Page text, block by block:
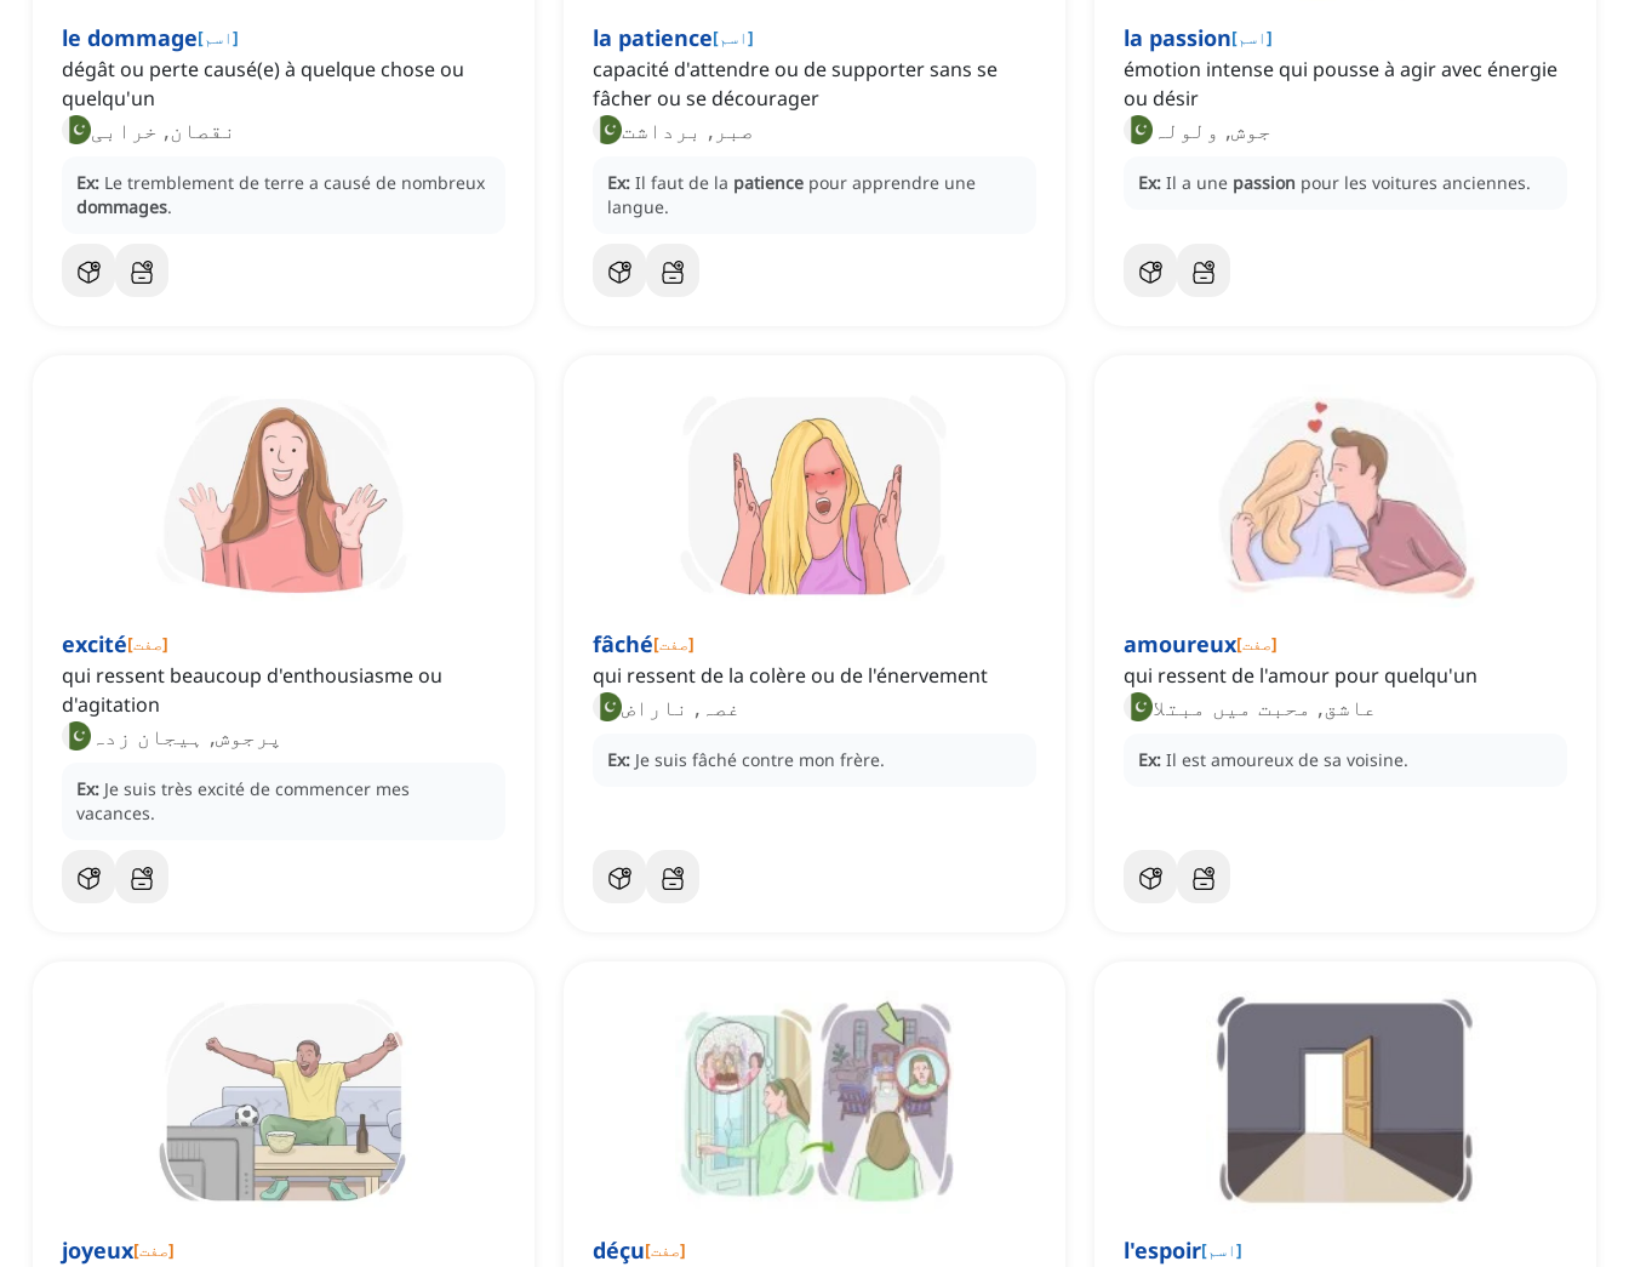
le dommage[اسم]
dégât ou perte causé(e) à quelque chose ou
quelqu'un
نقصان, خرابی
Ex: Le tremblement de terre a causé de nombreux
dommages.
la patience[اسم]
capacité d'attendre ou de supporter sans se
fâcher ou se décourager
صبر, برداشت
Ex: Il faut de la patience pour apprendre une
langue.
la passion[اسم]
émotion intense qui pousse à agir avec énergie
ou désir
جوش, ولولہ
Ex: Il a une passion pour les voitures anciennes.
excité[صفت]
qui ressent beaucoup d'enthousiasme ou
d'agitation
پرجوش, ہیجان زدہ
Ex: Je suis très excité de commencer mes
vacances.
fâché[صفت]
qui ressent de la colère ou de l'énervement
غصہ, ناراض
Ex: Je suis fâché contre mon frère.
amoureux[صفت]
qui ressent de l'amour pour quelqu'un
عاشق, محبت میں مبتلا
Ex: Il est amoureux de sa voisine.
joyeux[صفت] déçu[صفت] l'espoir[اسم]